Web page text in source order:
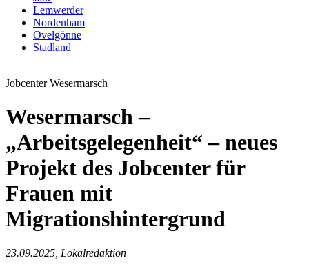
Lemwerder
Nordenham
Ovelgönne
Stadland
Jobcenter Wesermarsch
Wesermarsch –
„Arbeitsgelegenheit“ – neues
Projekt des Jobcenter für
Frauen mit
Migrationshintergrund
23.09.2025, Lokalredaktion